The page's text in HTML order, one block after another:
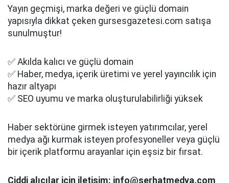
Yayın geçmişi, marka değeri ve güçlü domain
yapısıyla dikkat çeken gursesgazetesi.com satışa
sunulmuştur!
✅ Akılda kalıcı ve güçlü domain
✅ Haber, medya, içerik üretimi ve yerel yayıncılık için
hazır altyapı
✅ SEO uyumu ve marka oluşturulabilirliği yüksek
Haber sektörüne girmek isteyen yatırımcılar, yerel
medya ağı kurmak isteyen profesyoneller veya güçlü
bir içerik platformu arayanlar için eşsiz bir fırsat.
Ciddi alıcılar için iletişim: info@serhatmedya.com